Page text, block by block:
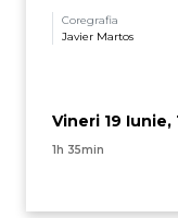
Coregrafia
Javier Martos
Vineri 19 Iunie,
1h 35min